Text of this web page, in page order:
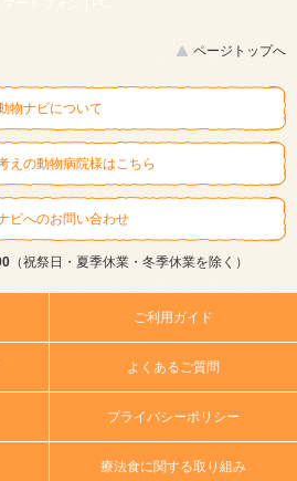
マートフォン | PC
ページトップへ
物ナビについて
えの動物病院様はこちら
ビへのお問い合わせ
（祝祭日・夏季休業・冬季休業を除く）
ご利用ガイド
よくあるご質問
プライバシーポリシー
療法食に関する取り組み